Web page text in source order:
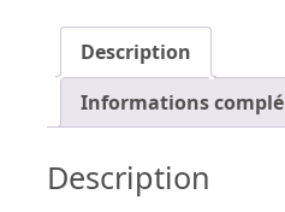
Description
Informations
Description